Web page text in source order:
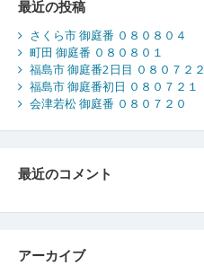
最近の投稿
さくら市 御庭番 ０８０８０４
町田 御庭番 ０８０８０１
福島市 御庭番2日目 ０８０７２２
福島市 御庭番初日 ０８０７２１
会津若松 御庭番 ０８０７２０
最近のコメント
アーカイブ